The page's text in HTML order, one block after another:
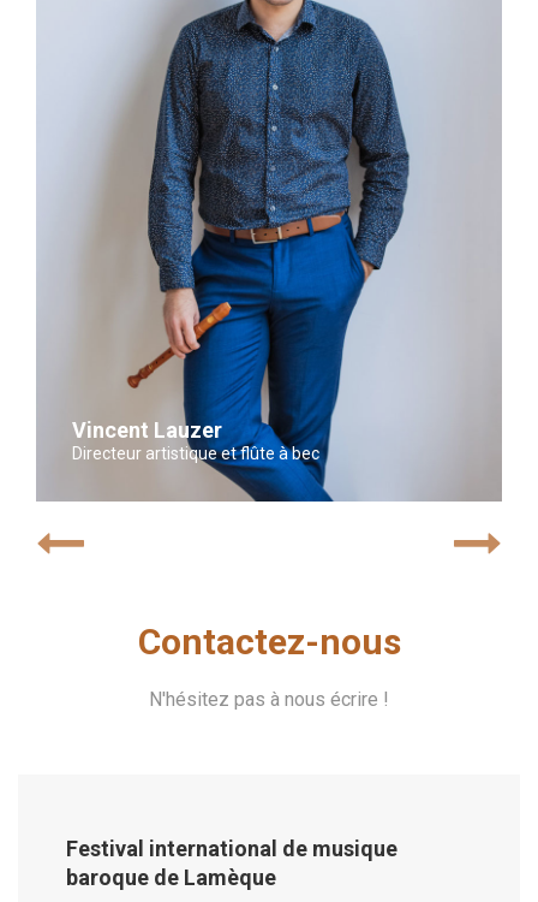
Vincent Lauzer
Directeur artistique et flûte à bec
Contactez-nous
N'hésitez pas à nous écrire !
Festival international de musique
baroque de Lamèque